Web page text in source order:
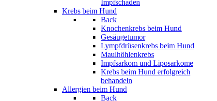
Impfschaden
Krebs beim Hund
Back
Knochenkrebs beim Hund
Gesäugetumor
Lympfdrüsenkrebs beim Hund
Maulhöhlenkrebs
Impfsarkom und Liposarkome
Krebs beim Hund erfolgreich
behandeln
Allergien beim Hund
Back